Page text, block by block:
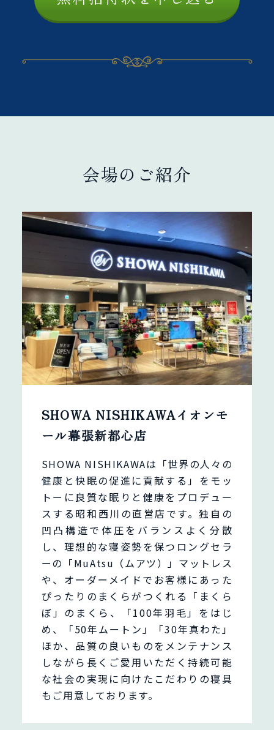
会場のご紹介
SHOWA NISHIKAWAイオンモ
ール幕張新都心店
SHOWA NISHIKAWAは「世界の人々の
健康と快眠の促進に貢献する」をモッ
トーに良質な眠りと健康をプロデュー
スする昭和西川の直営店です。独自の
凹凸構造で体圧をバランスよく分散
し、理想的な寝姿勢を保つロングセラ
ーの「MuAtsu（ムアツ）」マットレス
や、オーダーメイドでお客様にあった
ぴったりのまくらがつくれる「まくら
ぼ」のまくら、「100年羽毛」をはじ
め、「50年ムートン」「30年真わた」
ほか、品質の良いものをメンテナンス
しながら長くご愛用いただく持続可能
な社会の実現に向けたこだわりの寝具
もご用意しております。